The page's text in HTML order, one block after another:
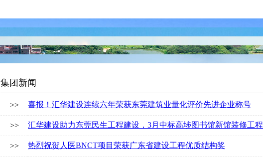
集团新闻
>> 喜报！汇华建设连续六年荣获东莞建筑业量化评价先进企业称号
>> 汇华建设助力东莞民生工程建设，3月中标高埗图书馆新馆装修工程
>> 热烈祝贺人医BNCT项目荣获广东省建设工程优质结构奖